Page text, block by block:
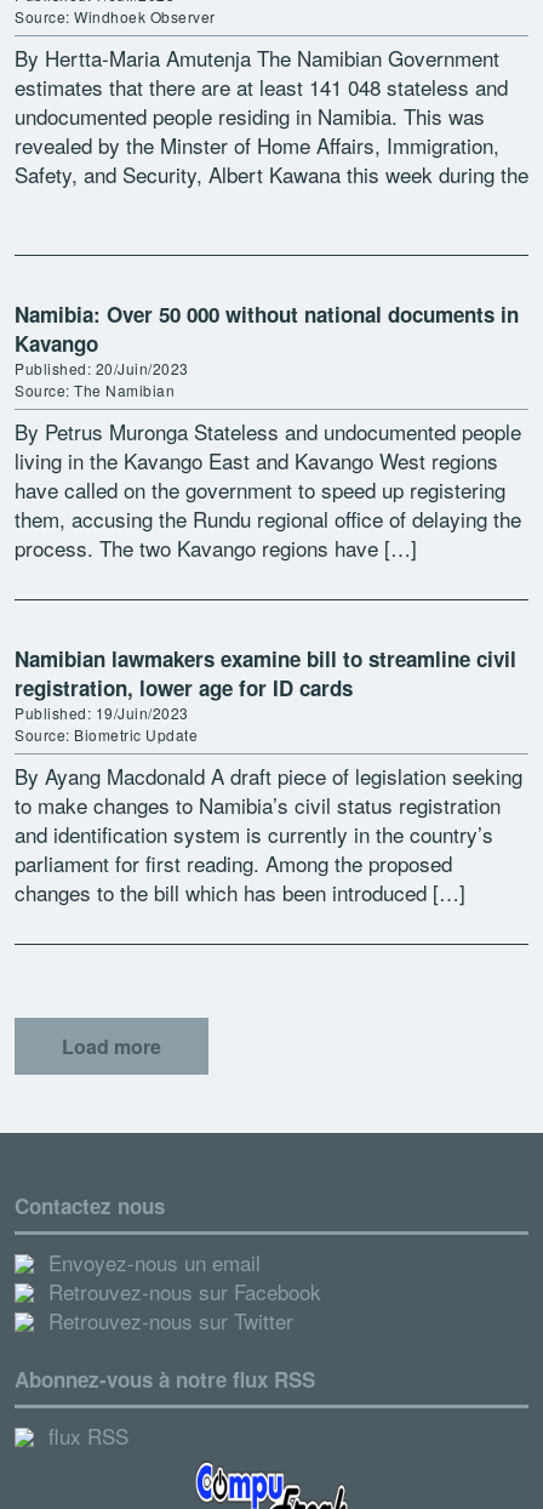
Source: Windhoek Observer
By Hertta-Maria Amutenja The Namibian Government
estimates that there are at least 141 048 stateless and
undocumented people residing in Namibia. This was
revealed by the Minster of Home Affairs, Immigration,
Safety, and Security, Albert Kawana this week during the
Namibia: Over 50 000 without national documents in
Kavango
Published: 20/Juin/2023
Source: The Namibian
By Petrus Muronga Stateless and undocumented people
living in the Kavango East and Kavango West regions
have called on the government to speed up registering
them, accusing the Rundu regional office of delaying the
process. The two Kavango regions have […]
Namibian lawmakers examine bill to streamline civil
registration, lower age for ID cards
Published: 19/Juin/2023
Source: Biometric Update
By Ayang Macdonald A draft piece of legislation seeking
to make changes to Namibia’s civil status registration
and identification system is currently in the country’s
parliament for first reading. Among the proposed
changes to the bill which has been introduced […]
Load more
Contactez nous
Envoyez-nous un email
Retrouvez-nous sur Facebook
Retrouvez-nous sur Twitter
Abonnez-vous à notre flux RSS
flux RSS